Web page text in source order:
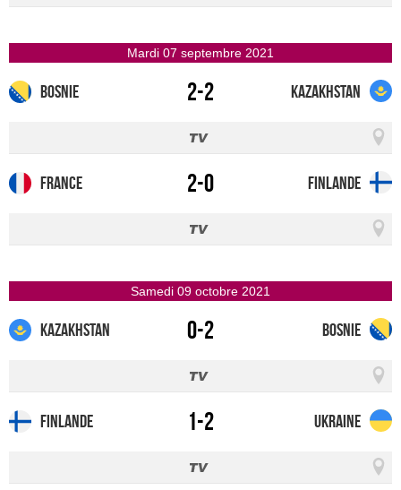
mardi 07 septembre 2021
Bosnie 2-2 Kazakhstan
France 2-0 Finlande
samedi 09 octobre 2021
Kazakhstan 0-2 Bosnie
Finlande 1-2 Ukraine